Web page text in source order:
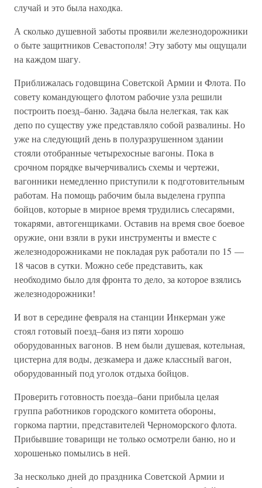
случай и это была находка.
А сколько душевной заботы проявили железнодорожники
о быте защитников Севастополя! Эту заботу мы ощущали
на каждом шагу.
Приближалась годовщина Советской Армии и Флота. По
совету командующего флотом рабочие узла решили
построить поезд–баню. Задача была нелегкая, так как
депо по существу уже представляло собой развалины. Но
уже на следующий день в полуразрушенном здании
стояли отобранные четырехосные вагоны. Пока в
срочном порядке вычерчивались схемы и чертежи,
вагонники немедленно приступили к подготовительным
работам. На помощь рабочим была выделена группа
бойцов, которые в мирное время трудились слесарями,
токарями, автогенщиками. Оставив на время свое боевое
оружие, они взяли в руки инструменты и вместе с
железнодорожниками не покладая рук работали по 15 —
18 часов в сутки. Можно себе представить, как
необходимо было для фронта то дело, за которое взялись
железнодорожники!
И вот в середине февраля на станции Инкерман уже
стоял готовый поезд–баня из пяти хорошо
оборудованных вагонов. В нем были душевая, котельная,
цистерна для воды, дезкамера и даже классный вагон,
оборудованный под уголок отдыха бойцов.
Проверить готовность поезда–бани прибыла целая
группа работников городского комитета обороны,
горкома партии, представителей Черноморского флота.
Прибывшие товарищи не только осмотрели баню, но и
хорошенько помылись в ней.
За несколько дней до праздника Советской Армии и